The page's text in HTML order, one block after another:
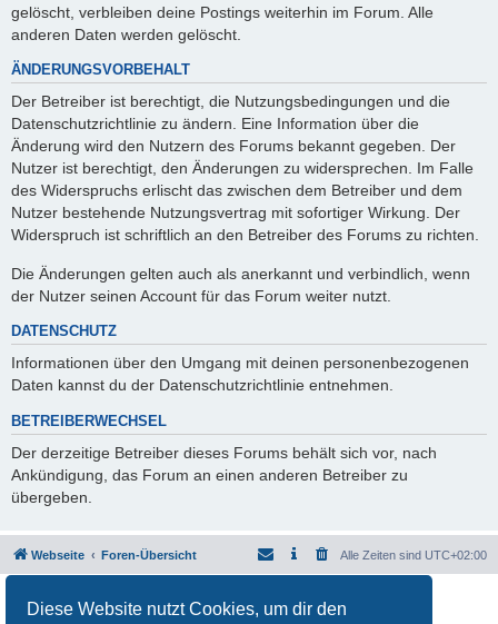
Diese Website nutzt Cookies, um dir den
gelöscht, verbleiben deine Postings weiterhin im Forum. Alle
anderen Daten werden gelöscht.
ÄNDERUNGSVORBEHALT
Der Betreiber ist berechtigt, die Nutzungsbedingungen und die
Datenschutzrichtlinie zu ändern. Eine Information über die
Änderung wird den Nutzern des Forums bekannt gegeben. Der
Nutzer ist berechtigt, den Änderungen zu widersprechen. Im Falle
des Widerspruchs erlischt das zwischen dem Betreiber und dem
Nutzer bestehende Nutzungsvertrag mit sofortiger Wirkung. Der
Widerspruch ist schriftlich an den Betreiber des Forums zu richten.
Die Änderungen gelten auch als anerkannt und verbindlich, wenn
der Nutzer seinen Account für das Forum weiter nutzt.
DATENSCHUTZ
Informationen über den Umgang mit deinen personenbezogenen
Daten kannst du der Datenschutzrichtlinie entnehmen.
BETREIBERWECHSEL
Der derzeitige Betreiber dieses Forums behält sich vor, nach
Ankündigung, das Forum an einen anderen Betreiber zu
übergeben.
Webseite Foren-Übersicht Alle Zeiten sind UTC+02:00
Deutsche Übersetzung durchphpBB.de